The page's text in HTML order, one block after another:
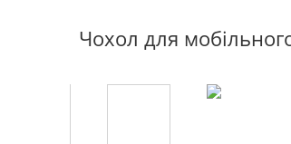
Чохол для